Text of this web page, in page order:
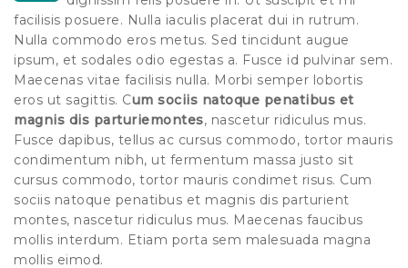
facilisis posuere. Nulla iaculis placerat dui in rutrum.
Nulla commodo eros metus. Sed tincidunt augue
ipsum, et sodales odio egestas a. Fusce id pulvinar sem.
Maecenas vitae facilisis nulla. Morbi semper lobortis
eros ut sagittis. Cum sociis natoque penatibus et
magnis dis parturiemontes, nascetur ridiculus mus.
Fusce dapibus, tellus ac cursus commodo, tortor mauris
condimentum nibh, ut fermentum massa justo sit
cursus commodo, tortor mauris condimet risus. Cum
sociis natoque penatibus et magnis dis parturient
montes, nascetur ridiculus mus. Maecenas faucibus
mollis interdum. Etiam porta sem malesuada magna
mollis eimod.